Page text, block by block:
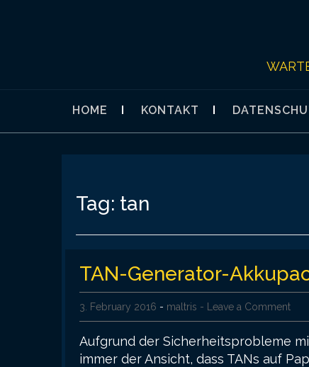
HOME KONTAKT
Tag: tan
TAN-Generator-
3. February 2016 - maltris - Leave a Comment
Aufgrund der Sicherheitsprobleme
immer der Ansicht, dass TANs auf